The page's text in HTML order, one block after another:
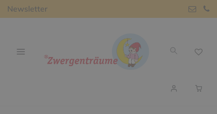
Newsletter